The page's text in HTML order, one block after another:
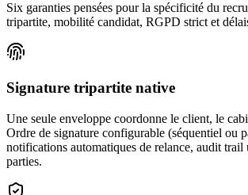
Six garanties pensées pour la spécificité du
tripartite, mobilité candidat, RGPD strict et
Signature tripartite native
Une seule enveloppe coordonne le client, le
Ordre de signature configurable (séquentiel ou
notifications automatiques de relance, audit
parties.